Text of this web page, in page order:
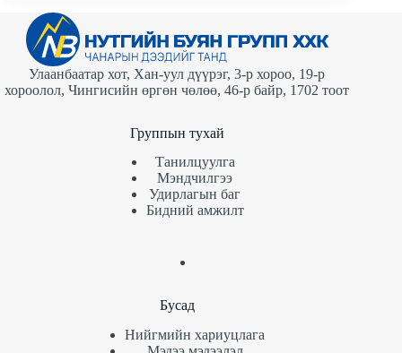
Улаанбаатар хот, Хан-уул дүүрэг, 3-р хороо, 19-р
хороолол, Чингисийн өргөн чөлөө, 46-р байр, 1702 тоот
Группын тухай
Танилцуулга
Мэндчилгээ
Удирлагын баг
Бидний амжилт
Бусад
Нийгмийн хариуцлага